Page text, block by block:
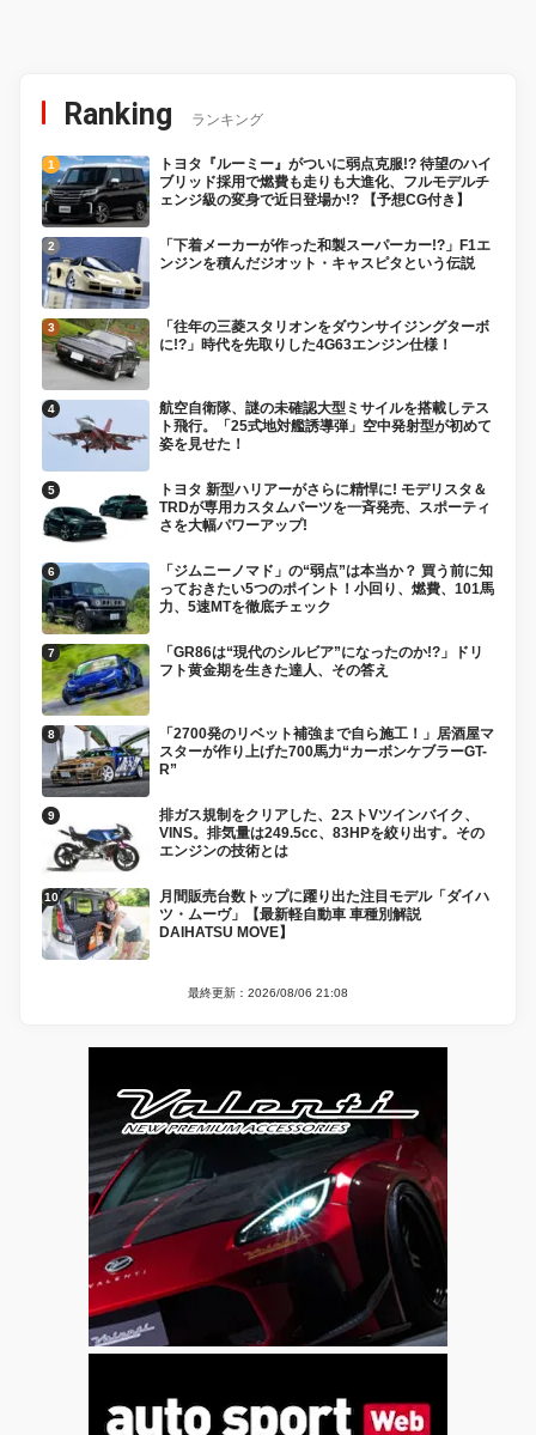
Ranking ランキング
トヨタ『ルーミー』がついに弱点克服!? 待望のハイ
ブリッド採用で燃費も走りも大進化、フルモデルチ
ェンジ級の変身で近日登場か!? 【予想CG付き】
「下着メーカーが作った和製スーパーカー!?」F1エ
ンジンを積んだジオット・キャスピタという伝説
「往年の三菱スタリオンをダウンサイジングターボ
に!?」時代を先取りした4G63エンジン仕様！
航空自衛隊、謎の未確認大型ミサイルを搭載しテス
ト飛行。「25式地対艦誘導弾」空中発射型が初めて
姿を見せた！
トヨタ 新型ハリアーがさらに精悍に! モデリスタ＆
TRDが専用カスタムパーツを一斉発売、スポーティ
さを大幅パワーアップ!
「ジムニーノマド」の“弱点”は本当か？ 買う前に知
っておきたい5つのポイント！小回り、燃費、101馬
力、5速MTを徹底チェック
「GR86は“現代のシルビア”になったのか!?」ドリ
フト黄金期を生きた達人、その答え
「2700発のリベット補強まで自ら施工！」居酒屋マ
スターが作り上げた700馬力“カーボンケブラーGT-
R”
排ガス規制をクリアした、2ストVツインバイク、
VINS。排気量は249.5cc、83HPを絞り出す。その
エンジンの技術とは
月間販売台数トップに躍り出た注目モデル「ダイハ
ツ・ムーヴ」【最新軽自動車 車種別解説
DAIHATSU MOVE】
最終更新：2026/08/06 21:08